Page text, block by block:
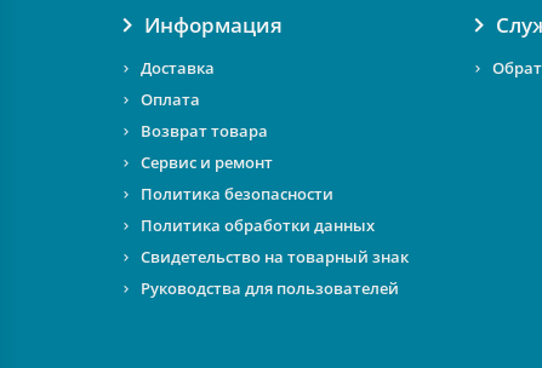
Информация
Доставка
Оплата
Возврат товара
Сервис и ремонт
Политика безопасности
Политика обработки данных
Свидетельство на товарный знак
Руководства для пользователей